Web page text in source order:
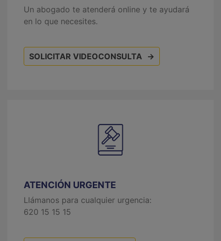
Un abogado te atenderá online y te ayudará
en lo que necesites.
SOLICITAR VIDEOCONSULTA
ATENCIÓN URGENTE
Llámanos para cualquier urgencia:
620 15 15 15